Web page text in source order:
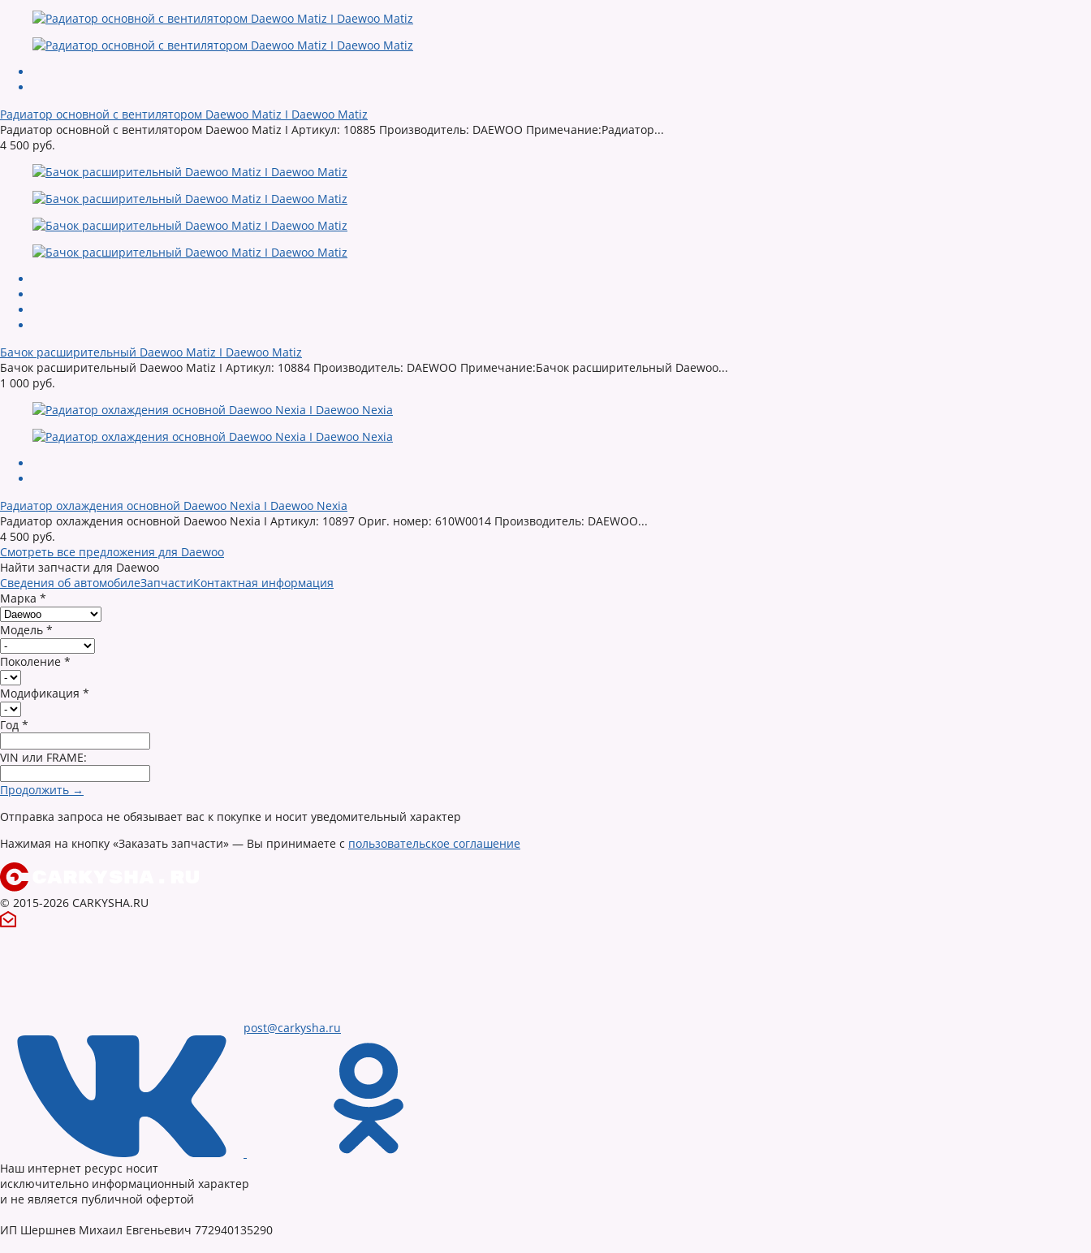
Радиатор основной с вентилятором Daewoo Matiz I Daewoo Matiz
Радиатор основной с вентилятором Daewoo Matiz I Артикул: 10885 Производитель: DAEWOO Примечание:Радиатор...
4 500 руб.
Бачок расширительный Daewoo Matiz I Daewoo Matiz
Бачок расширительный Daewoo Matiz I Артикул: 10884 Производитель: DAEWOO Примечание:Бачок расширительный Daewoo...
1 000 руб.
Радиатор охлаждения основной Daewoo Nexia I Daewoo Nexia
Радиатор охлаждения основной Daewoo Nexia I Артикул: 10897 Ориг. номер: 610W0014 Производитель: DAEWOO...
4 500 руб.
Смотреть все предложения для Daewoo
Найти запчасти для Daewoo
Сведения об автомобилеЗапчастиКонтактная информация
Марка *
Модель *
Поколение *
Модификация *
Год *
VIN или FRAME:
Продолжить →
Отправка запроса не обязывает вас к покупке и носит уведомительный характер
Нажимая на кнопку «Заказать запчасти» — Вы принимаете с пользовательское соглашение
© 2015-2026 CARKYSHA.RU
post@carkysha.ru
Наш интернет ресурс носит
исключительно информационный характер
и не является публичной офертой
ИП Шершнев Михаил Евгеньевич 772940135290